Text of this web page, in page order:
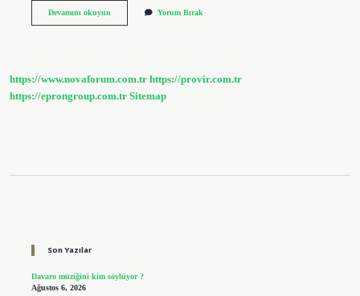
Devamını okuyunEnsesi
Yorum Bırak
https://www.novaforum.com.tr https://provir.com.tr
https://eprongroup.com.tr Sitemap
Son Yazılar
Davaro müziğini kim söylüyor ?
Ağustos 6, 2026